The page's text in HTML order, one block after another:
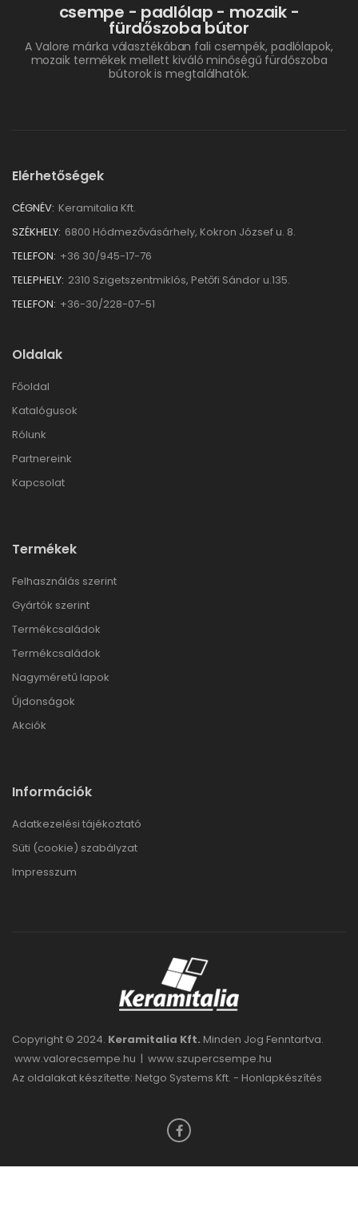
csempe - padlólap - mozaik -
fürdőszoba bútor
A Valore márka választékában fali csempék, padlólapok,
mozaik termékek mellett kiváló minőségű fürdőszoba
bútorok is megtalálhatók.
Elérhetőségek
CÉGNÉV: Keramitalia Kft.
SZÉKHELY: 6800 Hódmezővásárhely, Kokron József u. 8.
TELEFON: +36 30/945-17-76
TELEPHELY: 2310 Szigetszentmiklós, Petőfi Sándor u.135.
TELEFON: +36-30/228-07-51
Oldalak
Főoldal
Katalógusok
Rólunk
Partnereink
Kapcsolat
Termékek
Felhasználás szerint
Gyártók szerint
Termékcsaládok
Termékcsaládok
Nagyméretű lapok
Újdonságok
Akciók
Információk
Adatkezelési tájékoztató
Süti (cookie) szabályzat
Impresszum
Copyright © 2024. Keramitalia Kft. Minden Jog Fenntartva.
www.valorecsempe.hu | www.szupercsempe.hu
Az oldalakat készítette: Netgo Systems Kft. - Honlapkészítés